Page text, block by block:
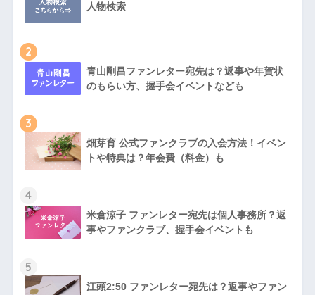
人物検索
2
青山剛昌ファンレター宛先は？返事や年賀状
のもらい方、握手会イベントなども
3
畑芽育 公式ファンクラブの入会方法！イベン
トや特典は？年会費（料金）も
4
米倉涼子 ファンレター宛先は個人事務所？返
事やファンクラブ、握手会イベントも
5
江頭2:50 ファンレター宛先は？返事やファン